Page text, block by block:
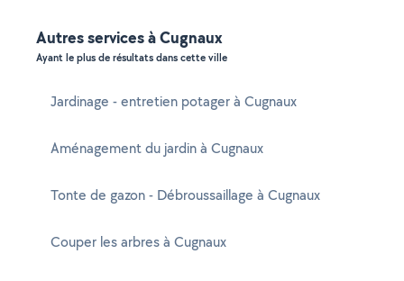
Autres services à Cugnaux
Ayant le plus de résultats dans cette ville
Jardinage - entretien potager à Cugnaux
Aménagement du jardin à Cugnaux
Tonte de gazon - Débroussaillage à Cugnaux
Couper les arbres à Cugnaux